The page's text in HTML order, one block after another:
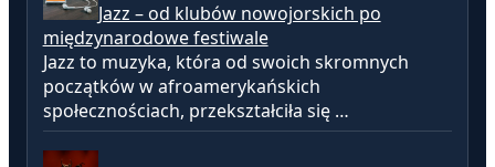
Jazz – od klubów nowojorskich po
międzynarodowe festiwale
Jazz to muzyka, która od swoich skromnych
początków w afroamerykańskich
społecznościach, przekształciła się …